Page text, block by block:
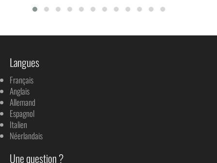
Langues
Français
Anglais
Allemand
Espagnol
Italien
Néerlandais
Une question ?